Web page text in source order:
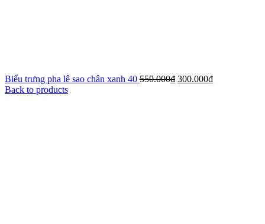
Biểu trưng pha lê sao chân xanh 40 550.000₫ 300.000₫
Back to products